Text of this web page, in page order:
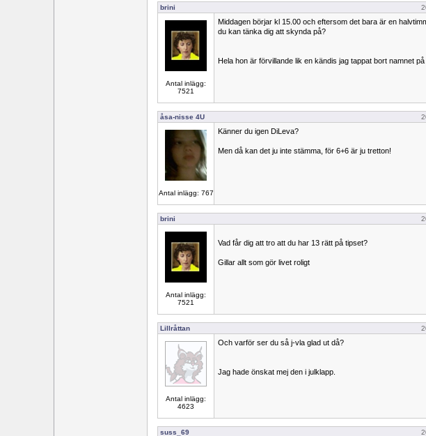
brini
Antal inlägg:
7521
Middagen börjar kl 15.00 och eftersom det bara är en
du kan tänka dig att skynda på?
Hela hon är förvillande lik en kändis jag tappat bort namnet på
åsa-nisse 4U
Antal inlägg: 767
Känner du igen DiLeva?
Men då kan det ju inte stämma, för 6+6 är ju tretton!
brini
Antal inlägg:
7521
Vad får dig att tro att du har 13 rätt på tipset?
Gillar allt som gör livet roligt
Lillråttan
Antal inlägg:
4623
Och varför ser du så j-vla glad ut då?
Jag hade önskat mej den i julklapp.
suss_69